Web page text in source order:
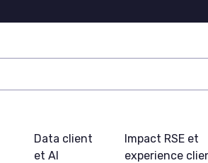
Data client
et AI
Impact RSE et
experience